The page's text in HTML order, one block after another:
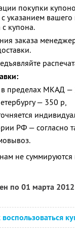
покупки
с указанием
купона.
заказа
пределах МКАД —
— 350 р,
РФ — согласно
не
по 01 марта
воспользоваться